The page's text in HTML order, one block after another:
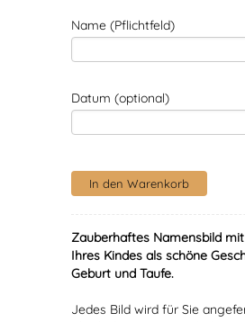
Name (Pflichtfeld)
Datum (optional)
Zauberhaftes Namensbild
Ihres Kindes als schöne
Geburt und Taufe.
Jedes Bild wird für Sie